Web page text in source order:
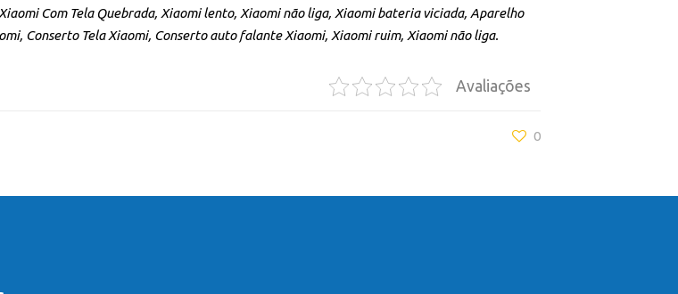
Com Tela Quebrada, Xiaomi lento, Xiaomi não liga, Xiaomi bateria viciada, Aparelho
Conserto Tela Xiaomi, Conserto auto falante Xiaomi, Xiaomi ruim, Xiaomi não liga.
Avaliações
0